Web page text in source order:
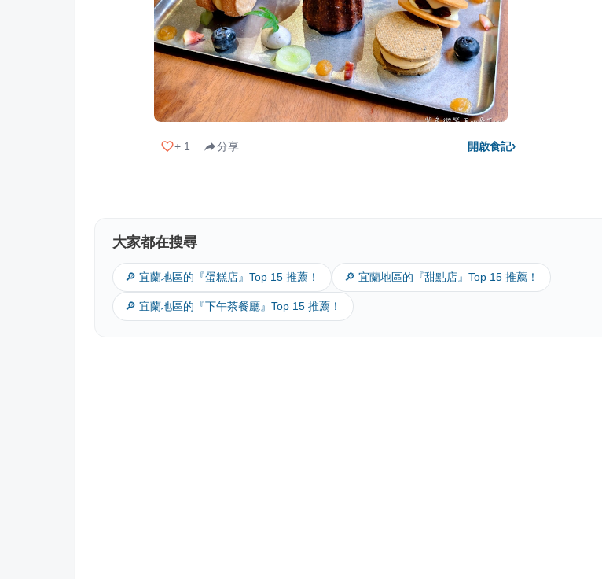
+ 1 分享 開啟食記›
大家都在搜尋
🔎 宜蘭地區的『蛋糕店』Top 15 推薦！ 🔎 宜蘭地區的『甜點店』Top 15 推薦！
🔎 宜蘭地區的『下午茶餐廳』Top 15 推薦！